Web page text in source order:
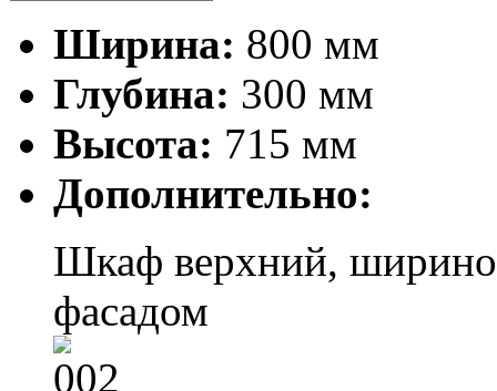
Ширина: 800 мм
Глубина: 300 мм
Высота: 715 мм
Дополнительно:
Шкаф верхний,
фасадом